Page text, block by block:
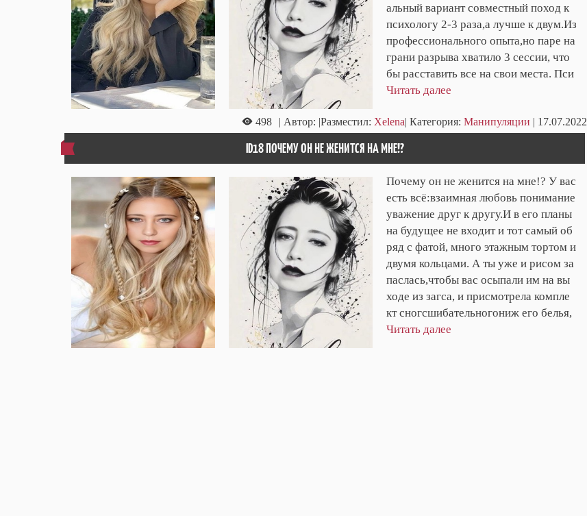
альный вариант совместный поход к
психологу 2-3 раза,а лучше к двум.Из
профессионального опыта,но паре на
грани разрыва хватило 3 сессии, что
бы расставить все на свои места. Пси
Читать далее
498 | Автор: |Разместил: Xelena| Категория: Манипуляции | 17.07.2022
ID18 ПОЧЕМУ ОН НЕ ЖЕНИТСЯ НА МНЕ!?
Почему он не женится на мне!? У вас
есть всё:взаимная любовь понимание
уважение друг к другу.И в его планы
на будущее не входит и тот самый об
ряд с фатой, много этажным тортом и
двумя кольцами. А ты уже и рисом за
паслась,чтобы вас осыпали им на вы
ходе из загса, и присмотрела компле
кт сногсшибательногониж его белья,
Читать далее